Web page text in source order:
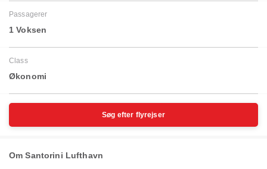
Passagerer
1 Voksen
Class
Økonomi
Søg efter flyrejser
Om Santorini Lufthavn